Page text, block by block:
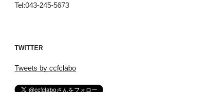
Tel:043-245-5673
TWITTER
Tweets by ccfclabo